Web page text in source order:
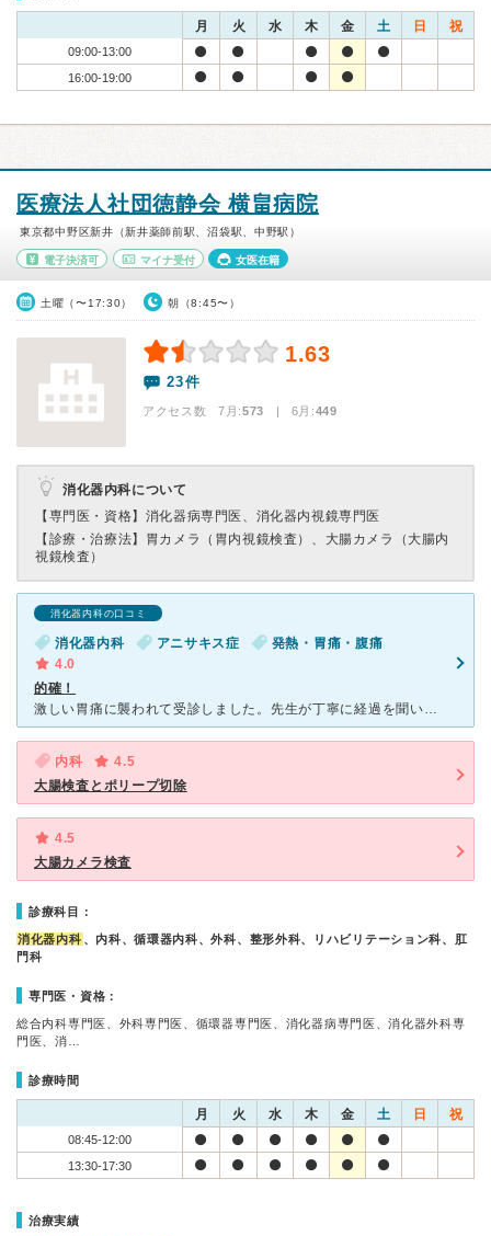
月 火 水 木 金 土 日 祝
09:00-13:00
16:00-19:00
医療法人社団徳静会 横畠病院
東京都中野区新井（新井薬師前駅、沼袋駅、中野駅）
電子決済可 マイナ受付 女医在籍
土曜（〜17:30） 朝（8:45〜）
1.63
23件
アクセス数 7月:573 | 6月:449
消化器内科について
【専門医・資格】 消化器病専門医、消化器内視鏡専門医
【診療・治療法】 胃カメラ（胃内視鏡検査）、大腸カメラ（大腸内
視鏡検査）
消化器内科の口コミ
消化器内科 アニサキス症
発熱・胃痛・腹痛
4.0
的確！
激しい胃痛に襲われて受診しました。先生が丁寧に経過を聞いてくれ、(生魚の喫食歴があったため)アニサキス症の可能性もあるとのことで、胃カメラをすすめられました。結果的に2匹のアニサキスが摘出され、とても
内科
4.5
大腸検査とポリープ切除
4.5
大腸カメラ検査
診療科目：
消化器内科 、内科、循環器内科、外科、整形外科、リハビリテーション科、肛
門科
専門医・資格：
総合内科専門医、外科専門医、循環器専門医、消化器病専門医、消化器外科専
門医、消…
診療時間
月 火 水 木 金 土 日 祝
08:45-12:00
13:30-17:30
治療実績